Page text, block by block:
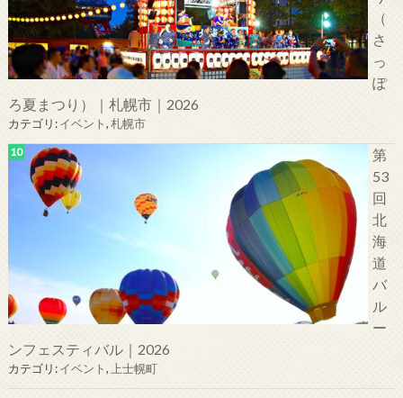
（
さ
っ
ぽ
ろ夏まつり）｜札幌市｜2026
カテゴリ:イベント,札幌市
第
53
回
北
海
道
バ
ル
ー
ンフェスティバル｜2026
カテゴリ:イベント, 上士幌町